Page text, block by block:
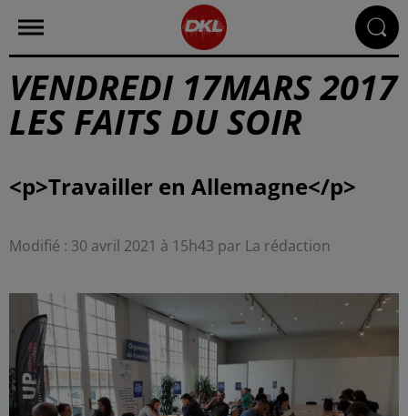
VENDREDI 17MARS 2017
LES FAITS DU SOIR
Modifié : 30 avril 2021 à 15h43 par La rédaction